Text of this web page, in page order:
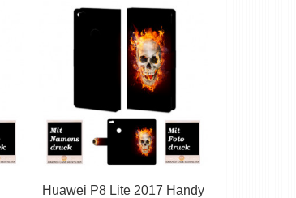
Huawei P8 Lite 2017 Handy